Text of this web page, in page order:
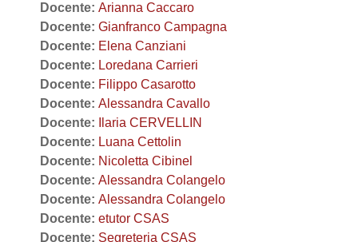
Docente: Arianna Caccaro
Docente: Gianfranco Campagna
Docente: Elena Canziani
Docente: Loredana Carrieri
Docente: Filippo Casarotto
Docente: Alessandra Cavallo
Docente:
Ilaria CERVELLIN
Docente: Luana Cettolin
Docente: Nicoletta Cibinel
Docente: Alessandra Colangelo
Docente: Alessandra Colangelo
Docente: etutor CSAS
Docente: Segreteria CSAS